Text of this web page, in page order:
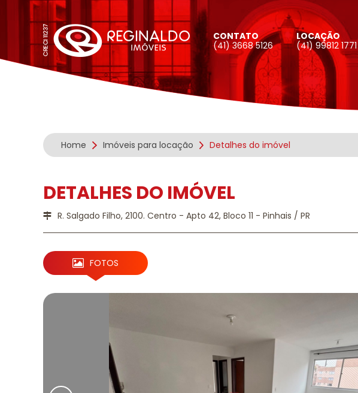
CONTATO
(41) 3668 5126
LOCAÇÃO
(41) 99812 1771
Home Imóveis para locação Detalhes do imóvel
DETALHES DO IMÓVEL
R. Salgado Filho, 2100. Centro - Apto 42, Bloco 11 - Pinhais / PR
FOTOS